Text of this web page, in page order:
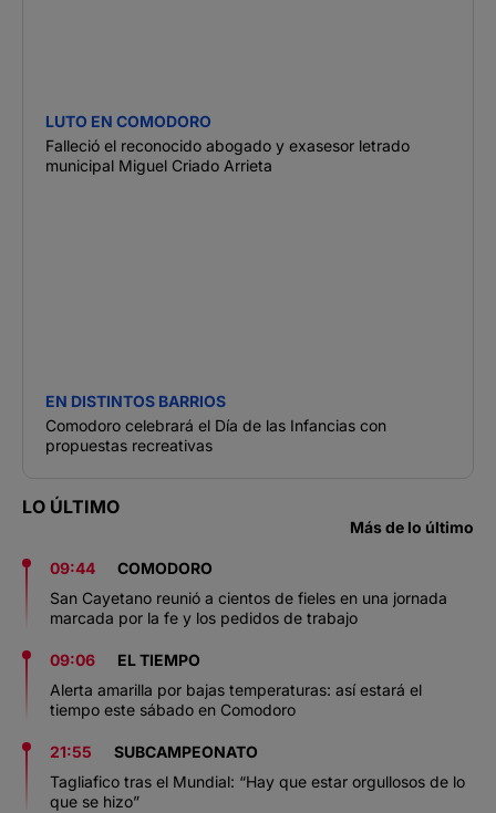
LUTO EN COMODORO
Falleció el reconocido abogado y exasesor letrado
municipal Miguel Criado Arrieta
EN DISTINTOS BARRIOS
Comodoro celebrará el Día de las Infancias con
propuestas recreativas
LO ÚLTIMO
Más de lo último
09:44
COMODORO
San Cayetano reunió a cientos de fieles en una jornada
marcada por la fe y los pedidos de trabajo
09:06
EL TIEMPO
Alerta amarilla por bajas temperaturas: así estará el
tiempo este sábado en Comodoro
21:55
SUBCAMPEONATO
Tagliafico tras el Mundial: “Hay que estar orgullosos de lo
que se hizo”